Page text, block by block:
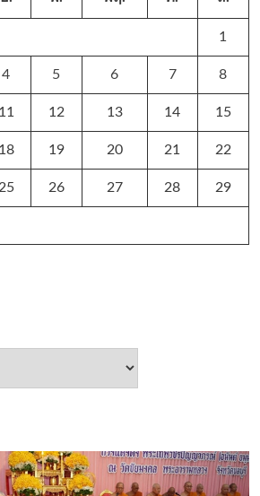
1
4 5 6 7 8
11 12 13 14 15
18 19 20 21 22
25 26 27 28 29